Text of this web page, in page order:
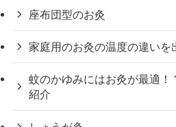
座布団型のお灸
家庭用のお灸の温度の違いを
蚊のかゆみにはお灸が最適！
紹介